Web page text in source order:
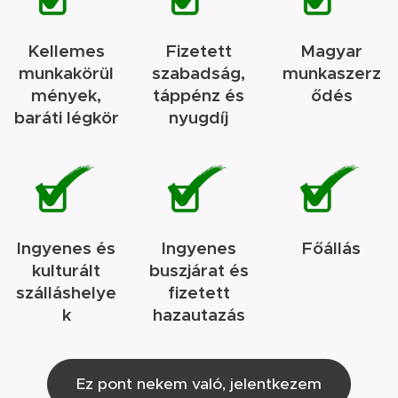
Kellemes
munkakörül
mények,
baráti légkör
Fizetett
szabadság,
táppénz és
nyugdíj
Magyar
munkaszerz
ődés
Ingyenes és
kulturált
szálláshelye
k
Ingyenes
buszjárat és
fizetett
hazautazás
Főállás
Ez pont nekem való, jelentkezem